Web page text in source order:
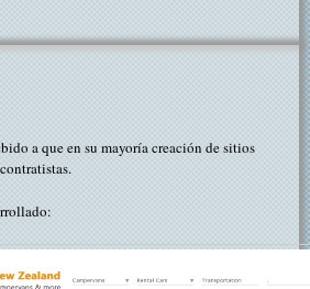
a que en su mayoría creación de sitios